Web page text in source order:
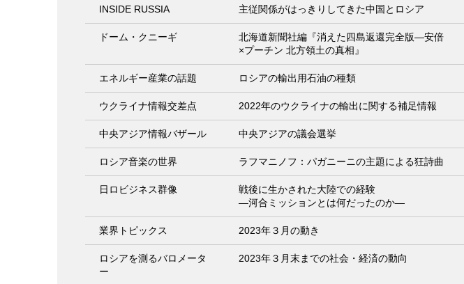
INSIDE RUSSIA 主従関係がはっきりしてきた中国とロシア
ドーム・クニーギ
北海道新聞社編『消えた四島返還完全版―安倍
×プーチン 北方領土の真相』
エネルギー産業の話題 ロシアの輸出用石油の種類
ウクライナ情報交差点 2022年のウクライナの輸出に関する補足情報
中央アジア情報バザール 中央アジアの議会選挙
ロシア音楽の世界 ラフマニノフ：パガニーニの主題による狂詩曲
日ロビジネス群像
戦後に生かされた大陸での経験
―河合ミッションとは何だったのか―
業界トピックス 2023年３月の動き
ロシアを測るバロメータ
ー
2023年３月末までの社会・経済の動向